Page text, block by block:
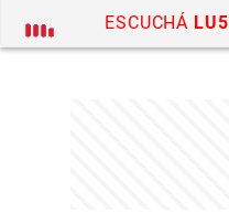
ESCUCHÁ LU5